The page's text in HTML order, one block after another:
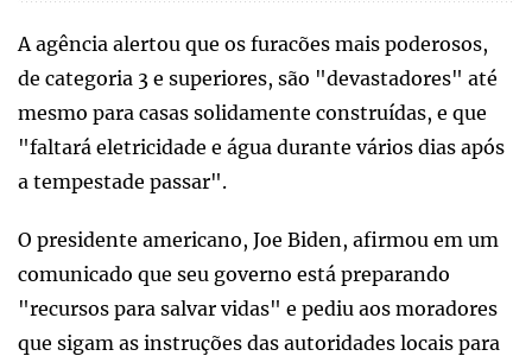
A agência alertou que os furacões mais poderosos,
de categoria 3 e superiores, são "devastadores" até
mesmo para casas solidamente construídas, e que
"faltará eletricidade e água durante vários dias após
a tempestade passar".
O presidente americano, Joe Biden, afirmou em um
comunicado que seu governo está preparando
"recursos para salvar vidas" e pediu aos moradores
que sigam as instruções das autoridades locais para